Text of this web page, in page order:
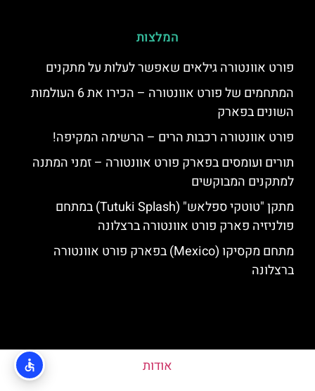
המלצות
פורט אוונטורה גילאים שאפשר לעלות על מתקנים
המתחמים של פורט אוונטורה – הכירו את 6 העולמות
השונים בפארק
פורט אוונטורה רכבות הרים – הרשימה המקיפה!
תורים ועומסים בפארק פורט אוונטורה – זמני המתנה
למתקנים המבוקשים
מתקן "טוטקי ספלאש" (Tutuki Splash) במתחם
פולניזיה פארק פורט אוונטורה ברצלונה
מתחם מקסיקו (Mexico) בפארק פורט אוונטורה
ברצלונה
אודות